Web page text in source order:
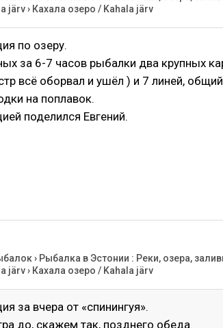
järv› Кахала озеро / Kahala järv
по озеру.
за 6-7 часов рыбалки два крупных
всё оборвал и ушёл ) и 7 линей,
на поплавок.
поделился Евгений.
› Рыбалка в Эстонии : Реки, озера,
järv› Кахала озеро / Kahala järv
за вчера от «спинингуя».
до, скажем так, позднего обеда.